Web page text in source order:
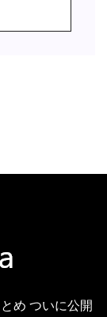
め ついに公開